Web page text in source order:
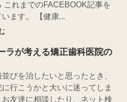
これまでのFACEBOOK記事を
います。 【健康...
ラが考える矯正歯科医院の
びを治したいと思ったとき、
に行こうかと大いに迷ってしま
お友達に相談したり、ネット検